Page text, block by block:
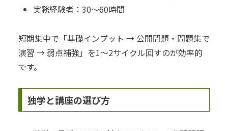
実務経験者：30〜60時間
短期集中で「基礎インプット → 公開問題・問題集で
演習 → 弱点補強」を1〜2サイクル回すのが効率的
です。
独学と講座の選び方